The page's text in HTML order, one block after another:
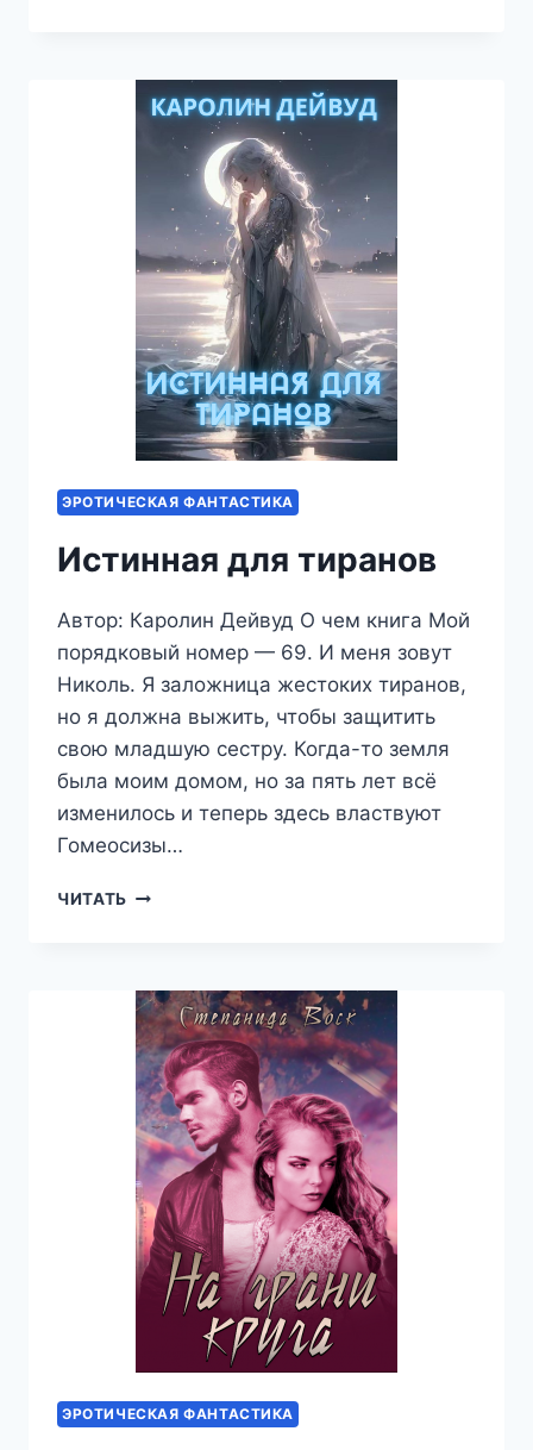
ЭРОТИЧЕСКАЯ ФАНТАСТИКА
Истинная для тиранов
Автор: Каролин Дейвуд О чем книга Мой
порядковый номер — 69. И меня зовут
Николь. Я заложница жестоких тиранов,
но я должна выжить, чтобы защитить
свою младшую сестру. Когда-то земля
была моим домом, но за пять лет всё
изменилось и теперь здесь властвуют
Гомеосизы…
ЧИТАТЬ ИСТИННАЯ
ЭРОТИЧЕСКАЯ ФАНТАСТИКА